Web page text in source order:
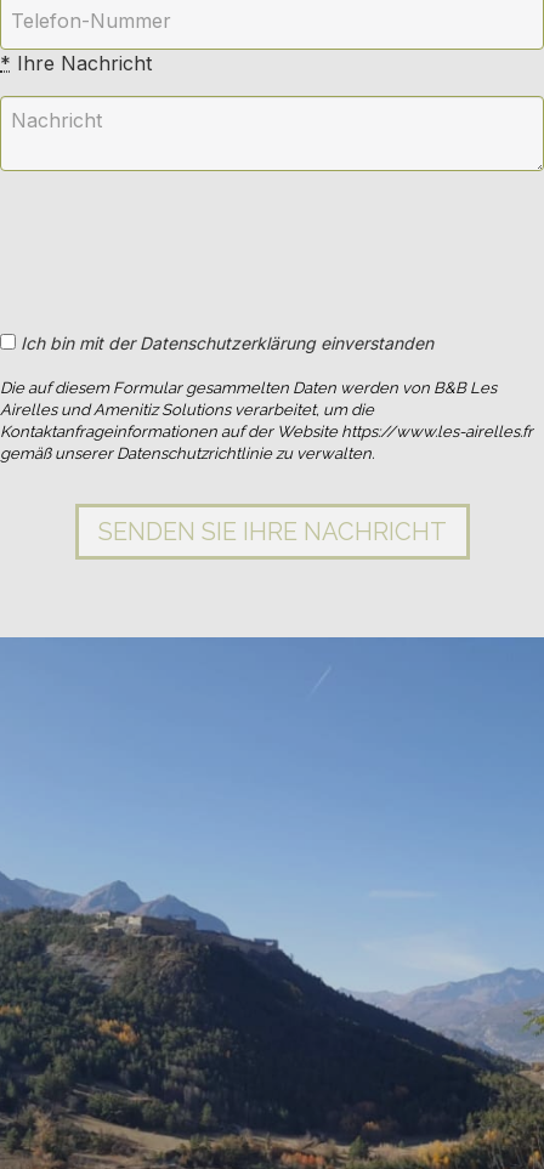
* Ihre Nachricht
Ich bin mit der Datenschutzerklärung einverstanden
Die auf diesem Formular gesammelten Daten werden von B&B Les
Airelles und Amenitiz Solutions verarbeitet, um die
Kontaktanfrageinformationen auf der Website https://www.les-airelles.fr
gemäß unserer Datenschutzrichtlinie zu verwalten.